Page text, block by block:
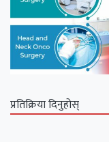
प्रतिक्रिया दिनुहोस्